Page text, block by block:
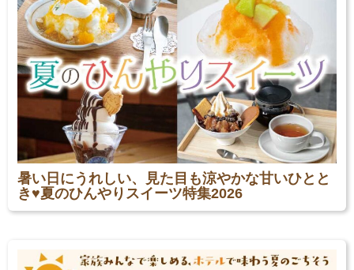
暑い日にうれしい、見た目も涼やかな甘いひとと
き♥夏のひんやりスイーツ特集2026